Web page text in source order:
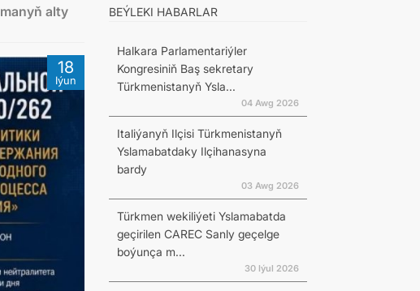
alty
18
Iýun
BEÝLEKI HABARLAR
Halkara Parlamentariýler
Kongresiniň Baş sekretary
Türkmenistanyň Ysla...
04 Awg 2026
Italiýanyň Ilçisi Türkmenistanyň
Yslamabatdaky Ilçihanasyna
bardy
03 Awg 2026
Türkmen wekiliýeti Yslamabatda
geçirilen CAREC Sanly geçelge
boýunça m...
30 Iýul 2026